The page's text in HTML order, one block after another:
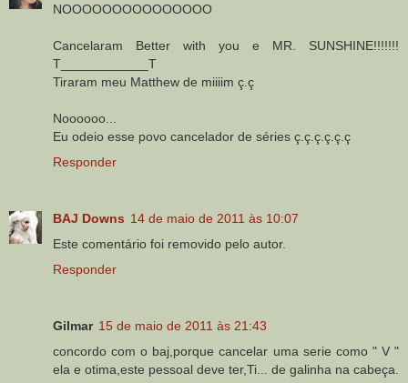
NOOOOOOOOOOOOOOO
Cancelaram Better with you e MR. SUNSHINE!!!!!!!
T____________T
Tiraram meu Matthew de miiiim ç.ç
Noooooo...
Eu odeio esse povo cancelador de séries ç.ç.ç.ç.ç.ç
Responder
BAJ Downs 14 de maio de 2011 às 10:07
Este comentário foi removido pelo autor.
Responder
Gilmar 15 de maio de 2011 às 21:43
concordo com o baj,porque cancelar uma serie como " V "
ela e otima,este pessoal deve ter,Ti... de galinha na cabeça.